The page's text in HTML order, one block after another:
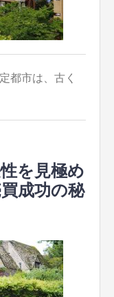
都市は、古く
を見極め
成功の秘